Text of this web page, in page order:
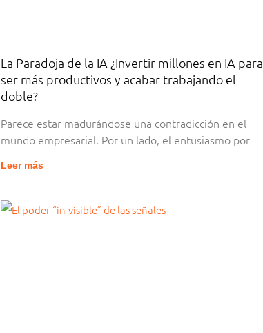
La Paradoja de la IA ¿Invertir millones en IA para
ser más productivos y acabar trabajando el
doble?
Parece estar madurándose una contradicción en el
mundo empresarial. Por un lado, el entusiasmo por
Leer más